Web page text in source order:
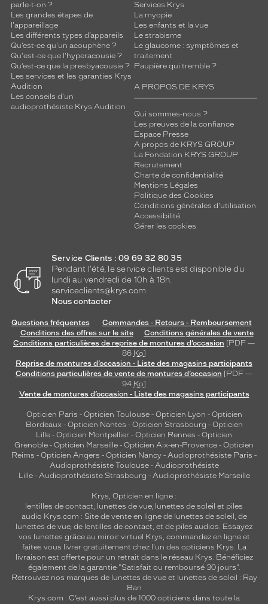
parle-t-on ?
Les grandes étapes de
l'appareillage
Les différents types d’appareils
Qu’est-ce qu'un acouphène ?
Qu'est-ce que l'hyperacousie ?
Qu’est-ce que la presbyacousie ?
Les services et les garanties Krys
Audition
Les conseils d'un
audioprothésiste Krys Audition
Services Krys
La myopie
Les enfants et la vue
Le strabisme
Le glaucome : symptômes et
traitement
Paupière qui tremble ?
A PROPOS DE KRYS
Qui sommes-nous ?
Les preuves de la confiance
Espace Presse
A propos de KRYS GROUP
La Fondation KRYS GROUP
Recrutement
Charte de confidentialité
Mentions Légales
Politique des Cookies
Conditions générales d'utilisation
Accessibilité
Gérer les cookies
Service Clients : 09 69 32 80 35
Pendant l'été, le service clients est disponible du
lundi au vendredi de 10h à 18h.
serviceclients@krys.com
Nous contacter
Questions fréquentes
Commandes - Retours - Remboursement
Conditions des offres sur le site
Conditions générales de vente
Conditions particulières de reprise de montures d’occasion [PDF —
86 Ko]
Reprise de montures d’occasion - Liste des magasins participants
Conditions particulières de vente de montures d’occasion [PDF —
94 Ko]
Vente de montures d’occasion - Liste des magasins participants
Opticien Paris - Opticien Toulouse- Opticien Lyon - Opticien
Bordeaux- Opticien Nantes - Opticien Strasbourg - Opticien
Lille - Opticien Montpellier - Opticien Rennes - Opticien
Grenoble - Opticien Marseille - Opticien Aix-en-Provence - Opticien
Reims - Opticien Angers - Opticien Nancy - Audioprothésiste Paris -
Audioprothésiste Toulouse- Audioprothésiste
Lille- Audioprothésiste Strasbourg - Audioprothésiste Marseille
Krys, Opticien en ligne :
lentilles de contact, lunettes de vue, lunettes de soleil et piles
audio Krys.com : Site de vente en ligne de lunettes de soleil, de
lunettes de vue, de lentilles de contact, et de piles audios. Essayez
vos lunettes grâce au miroir virtuel Krys, commandez en ligne et
faites vous livrer gratuitement chez l'un des opticiens Krys. La
livraison est offerte pour un retrait dans le réseau Krys. Bénéficiez
également de la garantie "Satisfait ou remboursé 30 jours".
Retrouvez nos marques de lunettes de vue et lunettes de soleil : Ray
Ban
Krys.com : C’est aussi plus de 1000 opticiens dans toute la